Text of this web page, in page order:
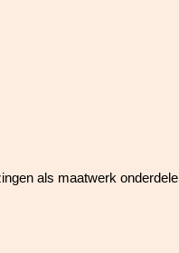
als maatwerk